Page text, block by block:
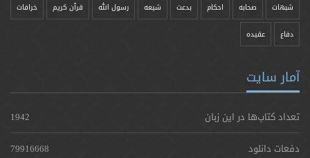
شبهات صحابه احکام بدعت شیعه رسول الله قرآن کریم خرافات
دفاع عقیده
آمار سایت
تعداد کتاب‌ها در این زبان
1942
دفعات دانلود
79916668